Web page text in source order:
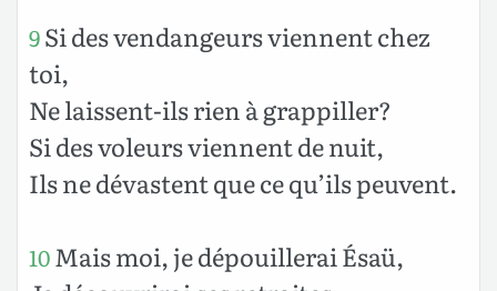
9Si des vendangeurs viennent chez
toi,
Ne laissent-ils rien à grappiller?
Si des voleurs viennent de nuit,
Ils ne dévastent que ce qu’ils peuvent.
10Mais moi, je dépouillerai Ésaü,